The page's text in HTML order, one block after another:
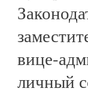
вице-
личный